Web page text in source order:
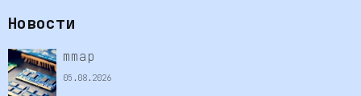
Новости
mmap
05.08.2026